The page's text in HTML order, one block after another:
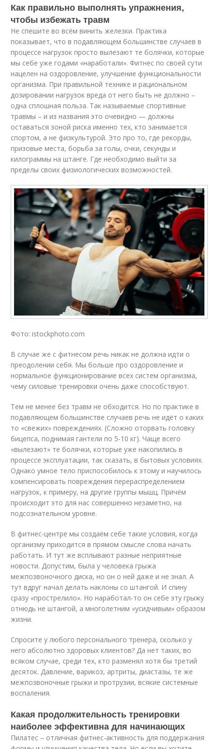
Как правильно выполнять упражнения,
чтобы избежать травм
Не спешите во всём винить железки. Практика
показывает, что в подавляющем большинстве случаев в
процессе нагрузок просто вылезают те болячки, которые
мы себе уже годами «наработали». Фитнес по своей сути
нацелен на оздоровление, улучшение функциональности
организма. При правильной технике и рациональном
дозировании нагрузок вреда от него быть не должно –
одна сплошная польза. Так называемые спортивные
травмы – и из названия это очевидно — должны
оставаться зоной риска именно тех, кто занимается
спортом, а не физкультурой. Это про то, где рекорды,
призовые места, борьба за голы, очки, секунды и
килограммы на штанге. Где необходимо выйти за
пределы своих физиологических возможностей.
Фото: istockphoto.com
В случае же с фитнесом речь никак не должна идти о
преодолении себя. Мы больше про оздоровление и
нормальное функционирование всех систем организма,
чему силовые тренировки очень даже способствуют.
Тем не менее без травм не обходится. Но по практике в
подавляющем большинстве случаев речь не идёт о каких
то «свежих» повреждениях. (Сложно оторвать головку
бицепса, поднимая гантели по 5-10 кг). Чаще всего
«вылезают» те болячки, которые уже накопились в
процессе эксплуатации, так сказать, в бытовых условиях.
Однако умное тело приспособилось к этому и научилось
компенсировать повреждения перераспределением
нагрузок, к примеру, на другие группы мышц. Причём
происходит это для нас совершенно незаметно, на
подсознательном уровне.
В фитнес-центре мы создаём себе такие условия, когда
организму приходится в прямом смысле слова начать
работать. И тут же всплывают разные неприятные
новости. Допустим, была у человека грыжа
межпозвоночного диска, но он о ней даже и не знал. А
тут вдруг начал делать наклоны со штангой. И спину
сразу «прострелило». Но наработал-то он себе эту грыжу
отнюдь не штангой, а многолетним «усидчивым» образом
жизни.
Спросите у любого персонального тренера, сколько у
него абсолютно здоровых клиентов? Да нет таких, во
всяком случае, среди тех, кто разменял хотя бы третий
десяток. Давление, варикоз, артриты, диастазы, те же
межпозвоночные грыжи и протрузии, всякие системные
воспаления.
Какая продолжительность тренировки
наиболее эффективна для начинающих
Пилатес – отличная фитнес-активность для поддержания